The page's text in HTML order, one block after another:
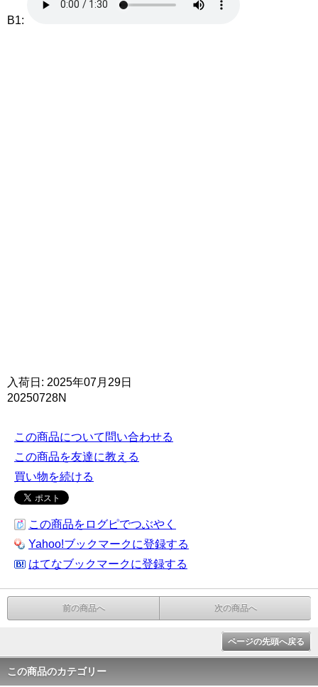
B1:
入荷日: 2025年07月29日
20250728N
この商品について問い合わせる
この商品を友達に教える
買い物を続ける
この商品をログピでつぶやく
Yahoo!ブックマークに登録する
はてなブックマークに登録する
前の商品へ 次の商品へ
ページの先頭へ戻る
この商品のカテゴリー